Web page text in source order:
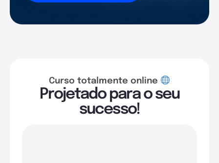
Curso totalmente online
Projetado para o seu
sucesso!